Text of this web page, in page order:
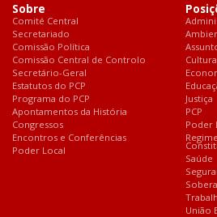
Sobre
Comité Central
Secretariado
Comissão Política
Comissão Central de Controlo
Secretário-Geral
Estatutos do PCP
Programa do PCP
Apontamentos da História
Congressos
Encontros e Conferências
Poder Local
Cultura
Justiça
PCP
Poder
Saúde
União